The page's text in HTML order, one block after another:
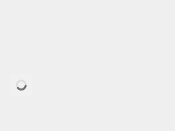
Loading…